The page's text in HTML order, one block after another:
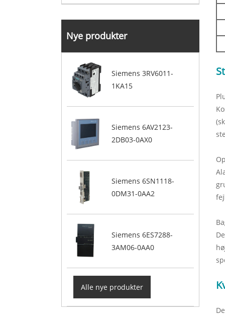
Nye produkter
Siemens 3RV6011-
1KA15
Siemens 6AV2123-
2DB03-0AX0
Siemens 6SN1118-
0DM31-0AA2
Siemens 6ES7288-
3AM06-0AA0
Alle nye produkter